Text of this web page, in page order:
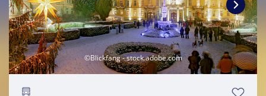
©Blickfang - stock.adobe.com